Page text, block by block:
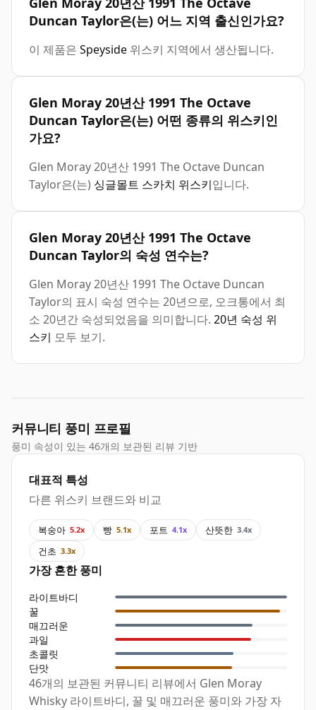
Duncan Taylor은(는) 어느 지역 출신인가요?
이 제품은 Speyside 위스키 지역에서 생산됩니다.
Glen Moray 20년산 1991 The Octave
Duncan Taylor은(는) 어떤 종류의 위스키인
가요?
Glen Moray 20년산 1991 The Octave Duncan
Taylor은(는) 싱글몰트 스카치 위스키입니다.
Glen Moray 20년산 1991 The Octave
Duncan Taylor의 숙성 연수는?
Glen Moray 20년산 1991 The Octave Duncan
Taylor의 표시 숙성 연수는 20년으로, 오크통에서 최
소 20년간 숙성되었음을 의미합니다. 20년 숙성 위
스키 모두 보기.
커뮤니티 풍미 프로필
풍미 속성이 있는 46개의 보관된 리뷰 기반
대표적 특성
다른 위스키 브랜드와 비교
복숭아 5.2x 빵 5.1x 포트 4.1x 산뜻한 3.4x
건초 3.3x
가장 흔한 풍미
라이트바디
꿀
매끄러운
과일
초콜릿
단맛
46개의 보관된 커뮤니티 리뷰에서 Glen Moray
Whisky 라이트바디, 꿀 및 매끄러운 풍미와 가장 자